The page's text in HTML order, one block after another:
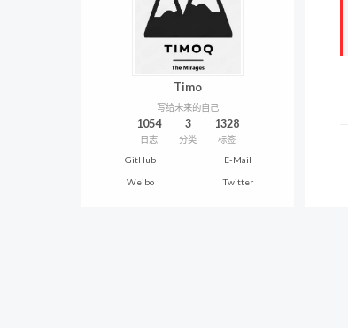
Timo
写给未来的自己
1054
日志
3
分类
1328
标签
GitHub
E-Mail
Weibo Twitter